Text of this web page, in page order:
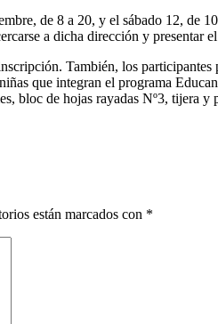
de 8 a 20, y el sábado 12, de
a dicha dirección y presentar
También, los
que integran el programa
bloc de hojas rayadas Nº3, tijera y
están marcados con *